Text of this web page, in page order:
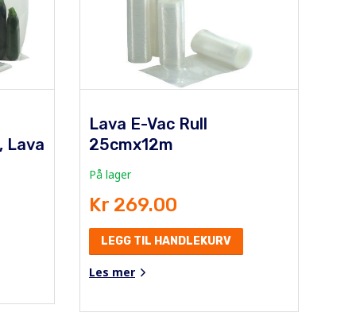
Lava
Lava E-Vac Rull
25cmx12m
På lager
Kr 269.00
LEGG TIL HANDLEKURV
Les mer